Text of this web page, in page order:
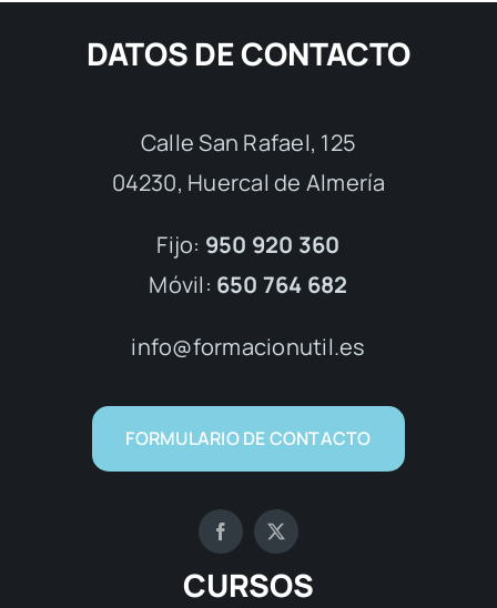
DATOS DE CONTACTO
Calle San Rafael, 125
04230, Huercal de Almería
Fijo: 950 920 360
Móvil: 650 764 682
info@formacionutil.es
FORMULARIO DE CONTACTO
CURSOS